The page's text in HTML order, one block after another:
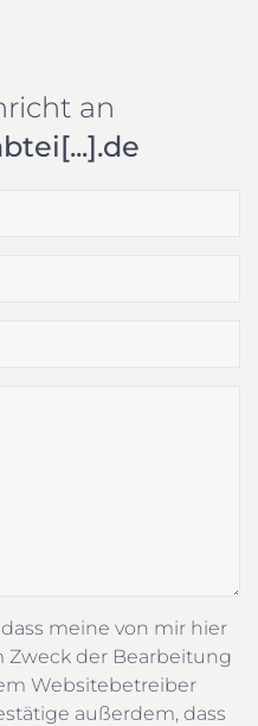
an
meine von mir hier
der Bearbeitung
Websitebetreiber
außerdem, dass